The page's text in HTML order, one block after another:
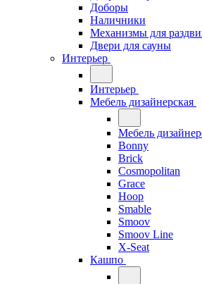
Доборы
Наличники
Механизмы для
Двери для сауны
Интерьер
Интерьер
Мебель дизайнерская
Мебель
Bonny
Brick
Cosmopolitan
Grace
Hoop
Smable
Smoov
Smoov Line
X-Seat
Кашпо